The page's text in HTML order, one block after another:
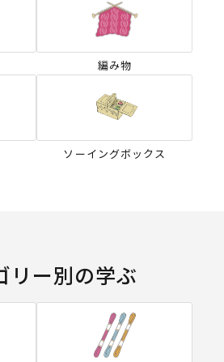
編み物
ソーイングボックス
リー別の学ぶ